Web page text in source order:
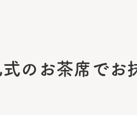
のお茶席で